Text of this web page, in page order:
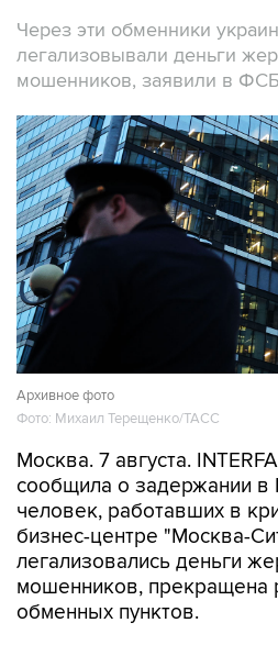
Через эти обменники
легализовывали деньги
мошенников, заявили в ФСБ
Архивное фото
Фото: Михаил Терещенко/ТАСС
Москва. 7 августа.
сообщила о задержании
человек, работавших в
бизнес-центре "Москва-
легализовались деньги
мошенников, прекращена
обменных пунктов.